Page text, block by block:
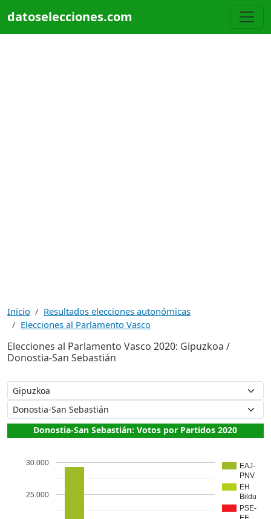
datoselecciones.com
Inicio
Resultados elecciones autonómicas
Elecciones al Parlamento Vasco
Elecciones al Parlamento Vasco 2020: Gipuzkoa /
Donostia-San Sebastián
Donostia-San Sebastián: Votos por Partidos 2020
EAJ-
PNV
EH
Bildu
PSE-
25.000
30.000